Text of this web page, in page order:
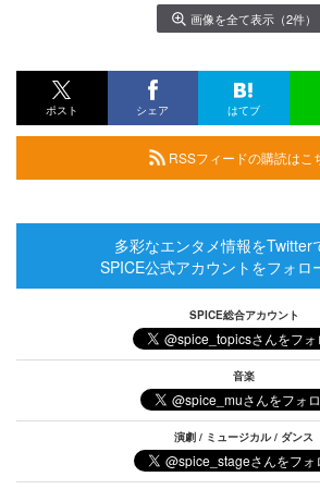
画像を全て表示（2件）
ポスト シェア はてブ
RSSフィードの購読はこ
多彩なエンタメ情報をTwitter
SPICE公式アカウントをフォロ
SPICE総合アカウント
音楽
演劇 / ミュージカル / ダンス